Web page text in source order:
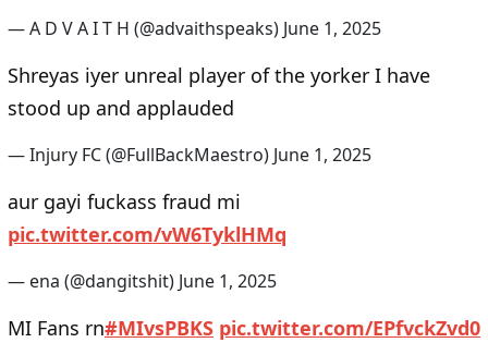
— A D V A I T H (@advaithspeaks) June 1, 2025
Shreyas iyer unreal player of the yorker I have
stood up and applauded
— Injury FC (@FullBackMaestro) June 1, 2025
aur gayi fuckass fraud mi
pic.twitter.com/vW6TyklHMq
— ena (@dangitshit) June 1, 2025
MI Fans rn#MIvsPBKS pic.twitter.com/EPfvckZvd0